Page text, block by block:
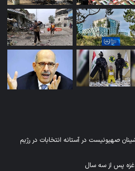
صهیونیست در آستانه انتخابات در رژیم